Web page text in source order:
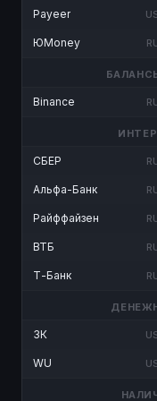
Payeer
ЮMoney
Binance
СБЕР
Альфа-Банк
Райффайзен
ВТБ
Т-Банк
ЗК
WU